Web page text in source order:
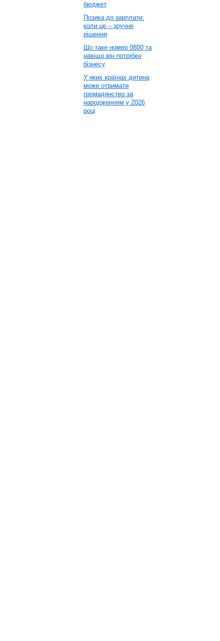
бюджет
Позика до зарплати:
коли це – зручне
рішення
Що таке номер 0800 та
навіщо він потрібен
бізнесу
У яких країнах дитина
може отримати
громадянство за
народженням у 2026
році